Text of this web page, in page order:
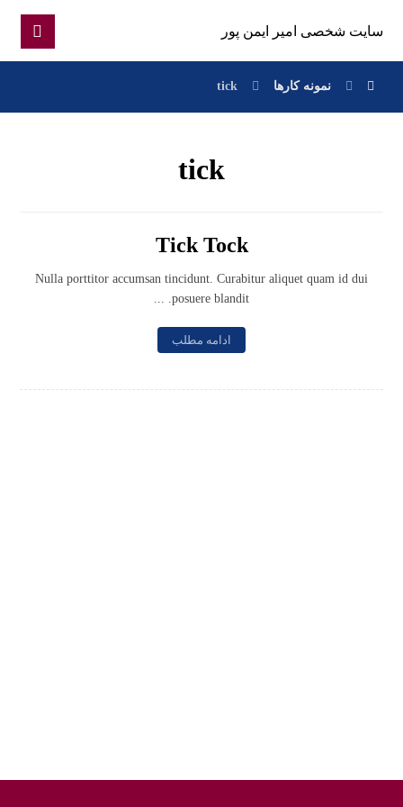
سایت شخصی امیر ایمن پور
نمونه کارها tick
tick
Tick Tock
Nulla porttitor accumsan tincidunt. Curabitur aliquet quam id dui
posuere blandit. ...
ادامه مطلب